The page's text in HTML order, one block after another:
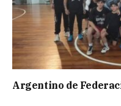
Argentino de